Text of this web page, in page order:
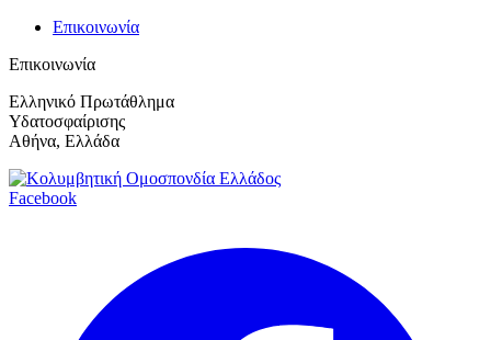
Επικοινωνία
Επικοινωνία
Ελληνικό Πρωτάθλημα
Υδατοσφαίρισης
Αθήνα, Ελλάδα
Facebook